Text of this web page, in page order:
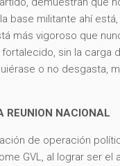
base militante ahí
más vigoroso que
fortalecido, sin la carga
o no desgasta,
REUNION NACIONAL
de operación
GVL, al lograr ser el